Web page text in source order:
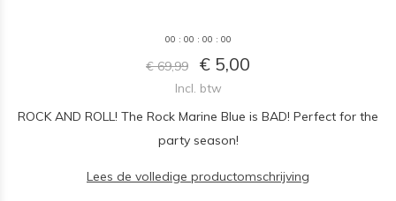
00 : 00 : 00 : 00
€ 69,99 € 5,00
Incl. btw
ROCK AND ROLL! The Rock Marine Blue is BAD! Perfect for the
party season!
Lees de volledige productomschrijving